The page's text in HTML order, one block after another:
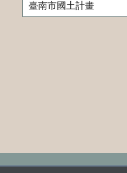
臺南市國土計畫